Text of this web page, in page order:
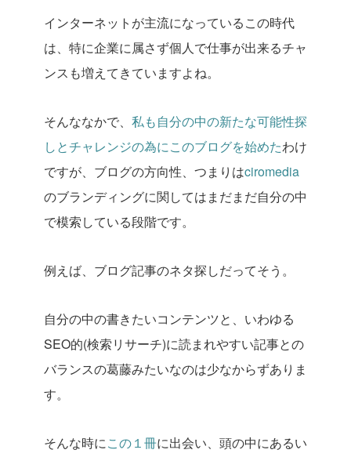
インターネットが主流になっているこの時代
は、特に企業に属さず個人で仕事が出来るチャ
ンスも増えてきていますよね。
そんななかで、 私も自分の中の新たな可能性探
しとチャレンジの為にこのブログを始めたわけ
ですが、ブログの方向性、つまりはciromedia
のブランディングに関してはまだまだ自分の中
で模索している段階です。
例えば、ブログ記事のネタ探しだってそう。
自分の中の書きたいコンテンツと、いわゆる
SEO的(検索リサーチ)に読まれやすい記事との
バランスの葛藤みたいなのは少なからずありま
す。
そんな時にこの１冊に出会い、頭の中にあるい